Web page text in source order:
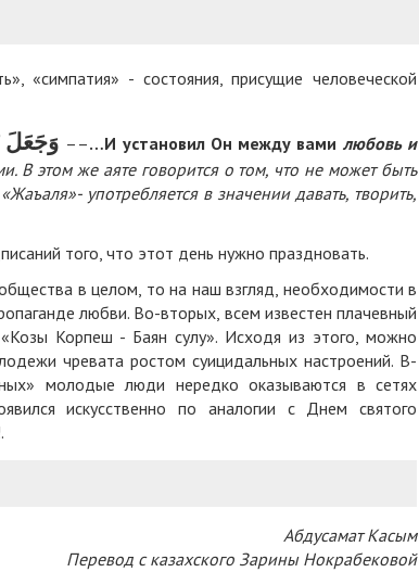
«симпатия» - состояния, присущие человеческой
––…И установил Он между вами любовь и
В этом же аяте говорится о том, что не может быть
употребляется в значении давать, творить,
того, что этот день нужно праздновать.
в целом, то на наш взгляд, необходимости в
любви. Во-вторых, всем известен плачевный
Корпеш - Баян сулу». Исходя из этого, можно
чревата ростом суицидальных настроений. В-
молодые люди нередко оказываются в сетях
искусственно по аналогии с Днем святого
Абдусамат Касым
Перевод с казахского Зарины Нокрабековой